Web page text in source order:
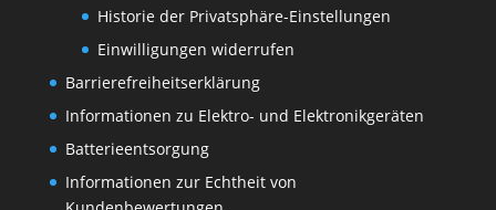
Historie der Privatsphäre-Einstellungen
Einwilligungen widerrufen
Barrierefreiheitserklärung
Informationen zu Elektro- und Elektronikgeräten
Batterieentsorgung
Informationen zur Echtheit von